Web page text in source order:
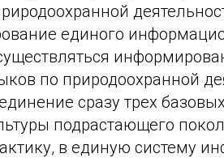
единого
по природоохранной
сразу трех
подрастающего
в единую систему